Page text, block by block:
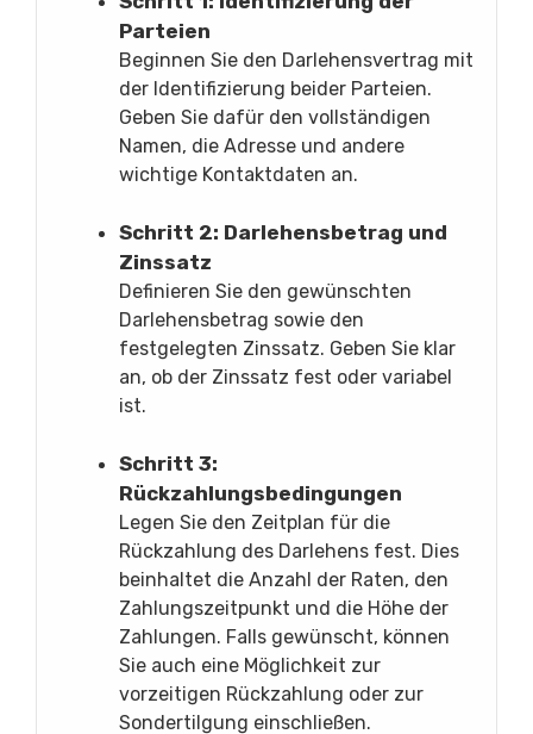
Parteien
Beginnen Sie den Darlehensvertrag mit
der Identifizierung beider Parteien.
Geben Sie dafür den vollständigen
Namen, die Adresse und andere
wichtige Kontaktdaten an.
Schritt 2: Darlehensbetrag und
Zinssatz
Definieren Sie den gewünschten
Darlehensbetrag sowie den
festgelegten Zinssatz. Geben Sie klar
an, ob der Zinssatz fest oder variabel
ist.
Schritt 3:
Rückzahlungsbedingungen
Legen Sie den Zeitplan für die
Rückzahlung des Darlehens fest. Dies
beinhaltet die Anzahl der Raten, den
Zahlungszeitpunkt und die Höhe der
Zahlungen. Falls gewünscht, können
Sie auch eine Möglichkeit zur
vorzeitigen Rückzahlung oder zur
Sondertilgung einschließen.